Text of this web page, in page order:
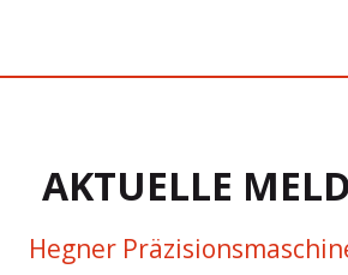
AKTUELLE
Hegner